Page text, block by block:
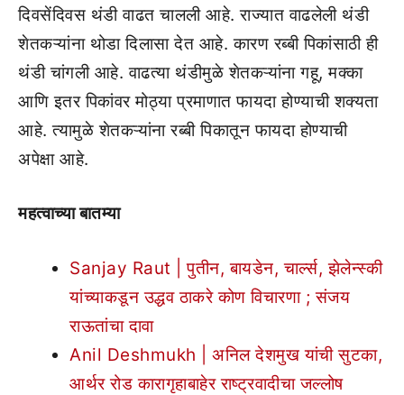
दिवसेंदिवस थंडी वाढत चालली आहे. राज्यात वाढलेली थंडी
शेतकऱ्यांना थोडा दिलासा देत आहे. कारण रब्बी पिकांसाठी ही
थंडी चांगली आहे. वाढत्या थंडीमुळे शेतकऱ्यांना गहू, मक्का
आणि इतर पिकांवर मोठ्या प्रमाणात फायदा होण्याची शक्यता
आहे. त्यामुळे शेतकऱ्यांना रब्बी पिकातून फायदा होण्याची
अपेक्षा आहे.
महत्वाच्या बातम्या
Sanjay Raut | पुतीन, बायडेन, चार्ल्स, झेलेन्स्की
यांच्याकडून उद्धव ठाकरे कोण विचारणा ; संजय
राऊतांचा दावा
Anil Deshmukh | अनिल देशमुख यांची सुटका,
आर्थर रोड कारागृहाबाहेर राष्ट्रवादीचा जल्लोष